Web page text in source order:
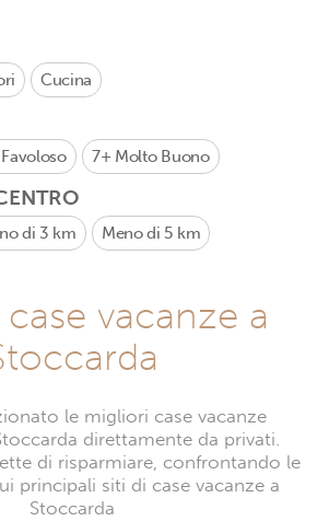
Cucina
Favoloso 7+ Molto Buono
di 3 km Meno di 5 km
vacanze a
le migliori case vacanze
direttamente da privati.
di risparmiare, confrontando le
principali siti di case vacanze a
Stoccarda